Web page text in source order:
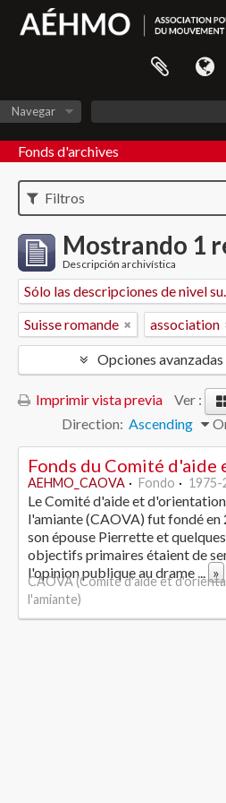
Navegar
Fonds d'archives
Filtros
Mostrando 1
Descripción archivística
Sólo
Suisse romande
association
Opciones
Imprimir vista previa
Ver :
Direction: Ascending
AEHMO_CAOVA Fondo 1975-
Le Comité d'aide et
l'amiante (CAOVA) fut fondé en
son épouse Pierrette et
objectifs primaires étaient de
l'opinion publique au drame... »
CAOVA (Comité d'aide et
l'amiante)